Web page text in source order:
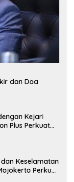
dan Doa
Kejari
Plus Perkuat
Keselamatan
Perkuat